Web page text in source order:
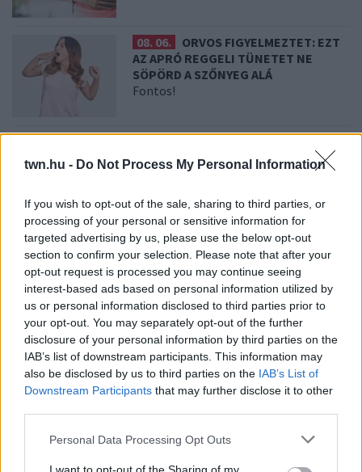
twn.hu - Do Not Process My Personal Information
If you wish to opt-out of the sale, sharing to third parties, or
processing of your personal or sensitive information for
targeted advertising by us, please use the below opt-out
section to confirm your selection. Please note that after your
opt-out request is processed you may continue seeing
interest-based ads based on personal information utilized by
us or personal information disclosed to third parties prior to
your opt-out. You may separately opt-out of the further
disclosure of your personal information by third parties on the
IAB’s list of downstream participants. This information may
also be disclosed by us to third parties on the IAB’s List of
Downstream Participants that may further disclose it to other
Please note that this website/app uses one or more Google
Personal Data Processing Opt Outs
08. 06.
ORVOS FIGYELMEZTET: EZT
AZ APRÓ REGGELI TÜNETET NE
SÖPÖRD A SZŐNYEG ALÁ
Fontos!
ÁLLANDÓAN AZ ABLAK – EGYSZERŰBB
A MEGOLDÁS, MINT GONDOLNÁD
08. 04.
NEM ECETTEL ÉS NEM SZÓDABIKARBÓNÁVAL:
EZZEL LESZ ÚJRA CSILLOGÓ A VÍZKÖVES CSAP
A legjobb trükk
08. 03.
HA MINDIG EZT A MONDATOT HASZNÁLOD, AZ
RENDKÍVÜL MAGAS ÉRZELMI INTELLIGENCIÁRA UTALHAT
Te szoktad?
08. 02.
SOKAN ROSSZUL TÁROLJÁK A GYÓGYSZEREIKET –
EMIATT CSÖKKENHET A HATÁSUK
08. 01.
EGYRE TÖBB FIATALNÁL JELENTKEZIK EZ A
Erre figyelj!